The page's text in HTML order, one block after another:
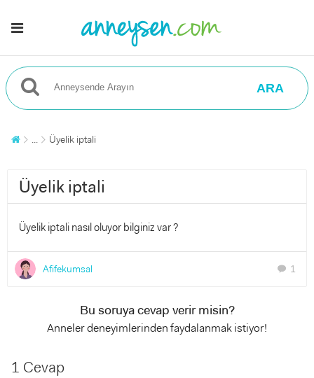
ARA
... Üyelik iptali
Üyelik iptali
Üyelik iptali nasıl oluyor bilginiz var ?
Afifekumsal chat 1
Bu soruya cevap verir misin?
Anneler deneyimlerinden faydalanmak istiyor!
1 Cevap